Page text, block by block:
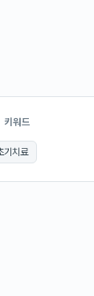
워드
기치료